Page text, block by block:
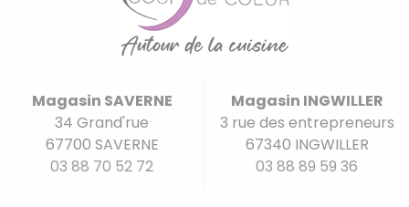
Magasin SAVERNE
34 Grand'rue
67700 SAVERNE
03 88 70 52 72
Magasin INGWILLER
3 rue des entrepreneurs
67340 INGWILLER
03 88 89 59 36